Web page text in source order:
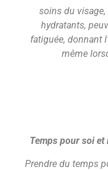
soins du
hydratants,
fatiguée, donnant
même
Temps pour soi et
Prendre du temps